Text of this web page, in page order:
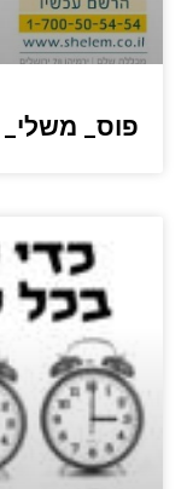
פוס_ משלי_